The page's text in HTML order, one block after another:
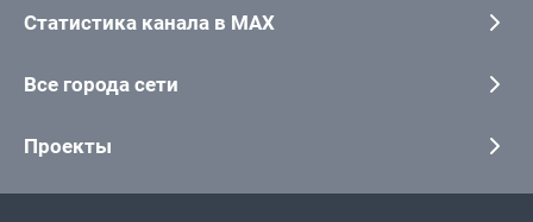
Статистика канала в MAX
Все города сети
Проекты